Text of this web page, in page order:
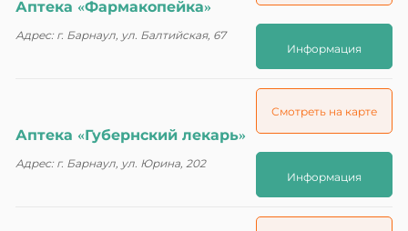
Аптека «Фармакопейка»
Адрес: г. Барнаул, ул. Балтийская, 67
Информация
Аптека «Губернский лекарь»
Адрес: г. Барнаул, ул. Юрина, 202
Смотреть на карте
Информация